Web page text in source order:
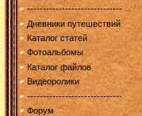
------------------------------
Дневники путешествий
Каталог статей
Фотоальбомы
Каталог файлов
Видеоролики
------------------------------
Форум